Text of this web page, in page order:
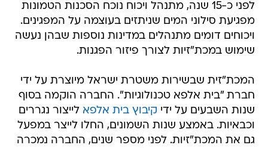
לפני כ-15 שנה, מתנהל ויכוח נוכח הסכנות הטמונות
מפגיעת סילוני המים שניתזים בעוצמה על המפגינים.
ויכוחים דומים מתנהלים במדינות נוספות שבהן נעשה
שימוש במכת"זיות לצורך פיזור הפגנות.
המכת"זית שבשירות משטרת ישראל מיוצרת על ידי
חברת "בית אלפא טכנולוגיות". החברה הוקמה בסוף
שנות השבעים על ידי קיבוץ בית אלפא לייצור נגררים
וכבאיות. באמצע שנות השמונים, החלו לייצר במפעל
גם את המכת"זיות. לפני מספר שנים, החברה נמכרה